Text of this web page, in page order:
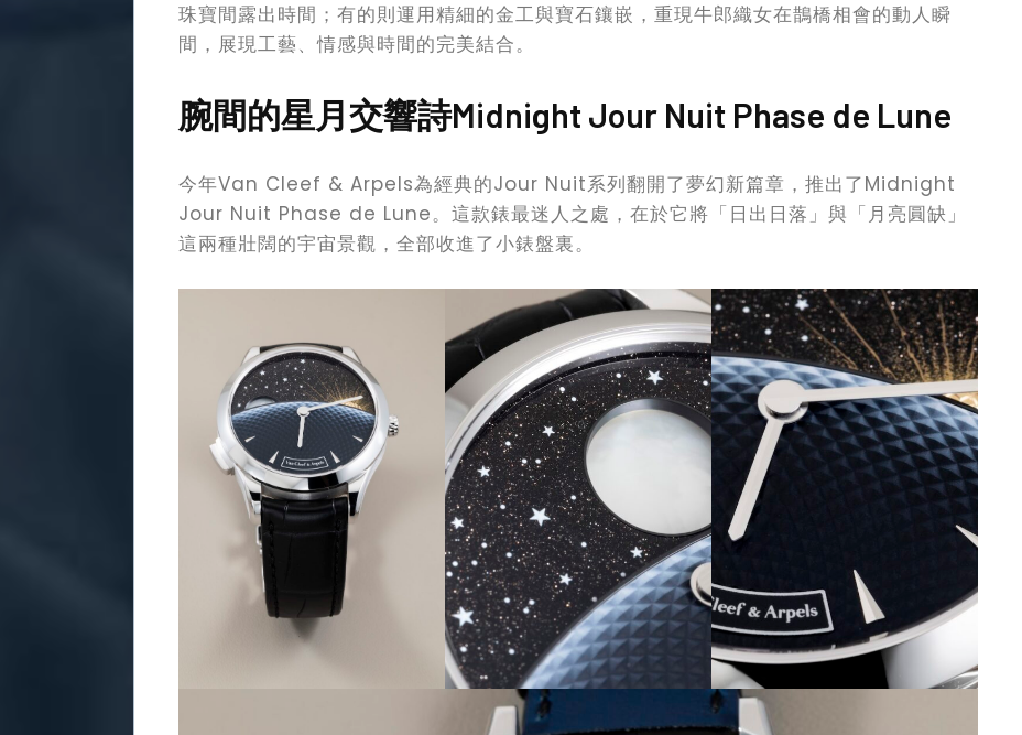
珠寶間露出時間；有的則運用精細的金工與寶石鑲嵌，重現牛郎織女在鵲橋相會的動人瞬
間，展現工藝、情感與時間的完美結合。
腕間的星月交響詩Midnight Jour Nuit Phase de Lune
今年Van Cleef & Arpels為經典的Jour Nuit系列翻開了夢幻新篇章，推出了Midnight
Jour Nuit Phase de Lune。這款錶最迷人之處，在於它將「日出日落」與「月亮圓缺」
這兩種壯闊的宇宙景觀，全部收進了小錶盤裏。